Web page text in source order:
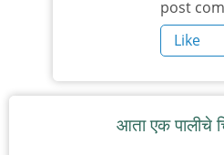
by
post
Like
आता एक पालीचे